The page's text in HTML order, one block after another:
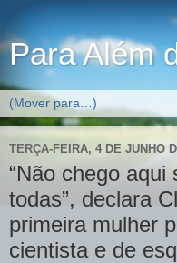
Para Além
TERÇA-FEIRA, 4 DE JUNHO
“Não chego
todas”, declara
primeira mulher
cientista e de